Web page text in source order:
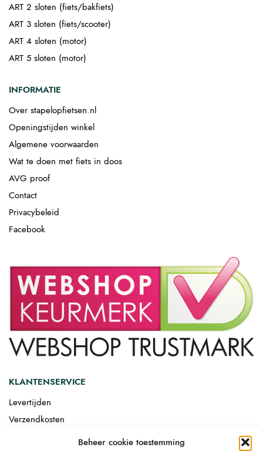
Beheer cookie toestemming
ART 2 sloten (fiets/bakfiets)
ART 3 sloten (fiets/scooter)
ART 4 sloten (motor)
ART 5 sloten (motor)
INFORMATIE
Over stapelopfietsen.nl
Openingstijden winkel
Algemene voorwaarden
Wat te doen met fiets in doos
AVG proof
Contact
Privacybeleid
Facebook
KLANTENSERVICE
Levertijden
Verzendkosten
Afgemonteerd laten bezorgen